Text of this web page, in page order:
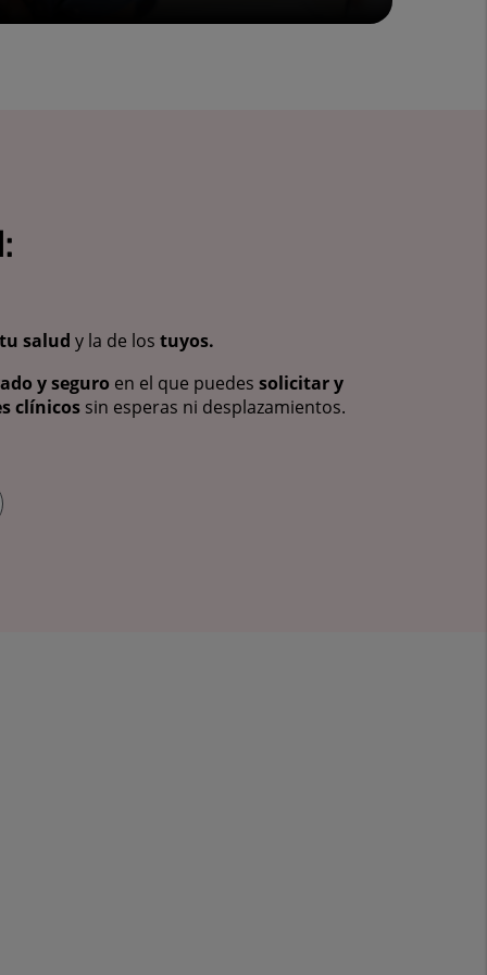
tu salud y la de los tuyos.
y seguro en el que puedes solicitar y
clínicos sin esperas ni desplazamientos.